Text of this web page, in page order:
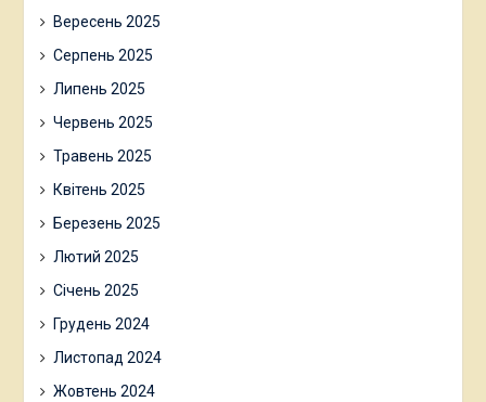
Вересень 2025
Серпень 2025
Липень 2025
Червень 2025
Травень 2025
Квітень 2025
Березень 2025
Лютий 2025
Січень 2025
Грудень 2024
Листопад 2024
Жовтень 2024